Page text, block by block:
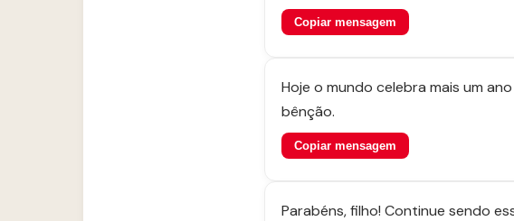
Copiar mensagem
Hoje o mundo celebra mais um
bênção.
Copiar mensagem
Parabéns, filho! Continue sendo